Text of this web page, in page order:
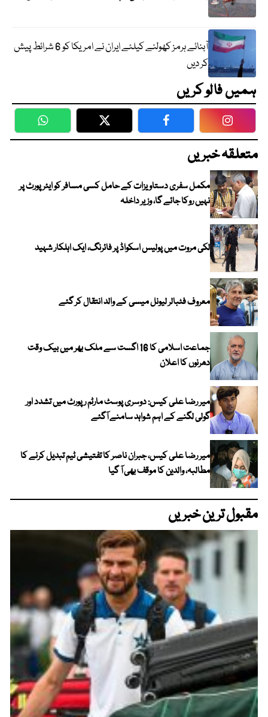
آبنائے ہرمز کھولنے کیلئے ایران نے امریکا کو 6 شرائط پیش
کر دیں
ہمیں فالو کریں
WhatsApp Twitter Facebook
متعلقہ خبریں
مکمل سفری دستاویزات کے حامل کسی مسافر کو ایئرپورٹ پر
نہیں روکا جائے گا، وزیر داخلہ
لکی مروت میں پولیس اسکواڈ پر فائرنگ، ایک اہلکار شہید
معروف فٹبالر لیونل میسی کے والد انتقال کر گئے
جماعت اسلامی کا 16 اگست سے ملک بھر میں بیک وقت
دھرنوں کا اعلان
میر رضا علی کیس: دوسری پوسٹ مارٹم رپورٹ میں تشدد اور
گولی لگنے کے اہم شواہد سامنے آگئے
میر رضا علی کیس، جبران ناصر کا تفتیشی ٹیم تبدیل کرنے کا
مطالبہ، والدین کا موقف بھی آ گیا
مقبول ترین خبریں